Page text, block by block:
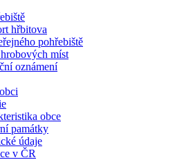
hřbitova
pohřebiště
míst
oznámení
obce
památky
údaje
v ČR